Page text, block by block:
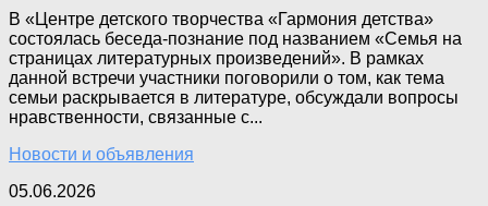
В «Центре детского творчества «Гармония детства»
состоялась беседа-познание под названием «Семья на
страницах литературных произведений». В рамках
данной встречи участники поговорили о том, как тема
семьи раскрывается в литературе, обсуждали вопросы
нравственности, связанные с...
Новости и объявления
05.06.2026